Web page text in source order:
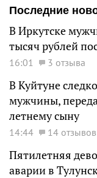
Последние
В Иркутске
тысяч рублей
16:01 3 отзыва
В Куйтуне
мужчины,
летнему сыну
14:44 14 отзывов
Пятилетняя
аварии в